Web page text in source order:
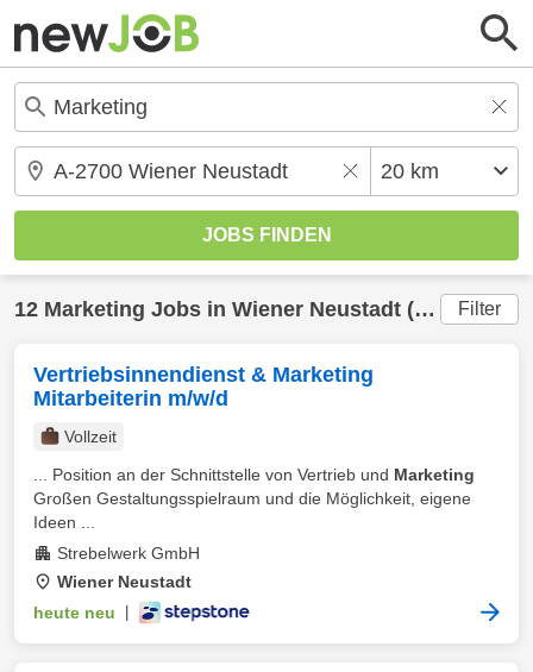
12 Marketing Jobs in Wiener Neustadt (20 km) gefunden Filter
Vertriebsinnendienst & Marketing
Mitarbeiterin m/w/d
Vollzeit
... Position an der Schnittstelle von Vertrieb und Marketing
Großen Gestaltungsspielraum und die Möglichkeit, eigene
Ideen ...
Strebelwerk GmbH
Wiener Neustadt
heute neu